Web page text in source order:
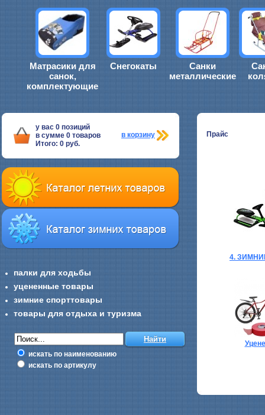
Матрасики для
санок,
комплектующие
Снегокаты
Санки
металлические
у вас 0 позиций
в сумме 0 товаров
Итого: 0 руб.
в корзину
палки для ходьбы
уцененные товары
зимние спорттовары
товары для отдыха и туризма
искать по наименованию
искать по артикулу
Прайс
4.